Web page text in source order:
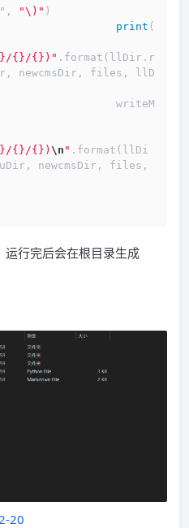
"\)" )
print (
{}/{})" .format(llDir.r
newcmsDir, files, llD
{}/{}) \n " .format(llDi
newcmsDir, files,
行完后会在根目录生成
20